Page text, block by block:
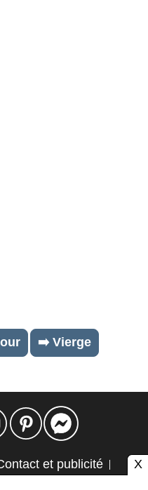
➡️ Vierge
et publicité
X